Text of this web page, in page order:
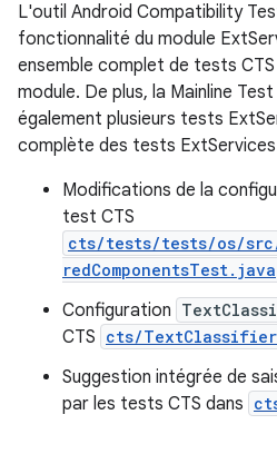
L'outil Android Compatibility
fonctionnalité du module
ensemble complet de tests
module. De plus, la Mainline
également plusieurs tests
complète des tests
Modifications de la
test CTS
cts/tests/tests/os/
redComponentsTest.java
Configuration
CTS cts/
Suggestion intégrée de
par les tests CTS dans